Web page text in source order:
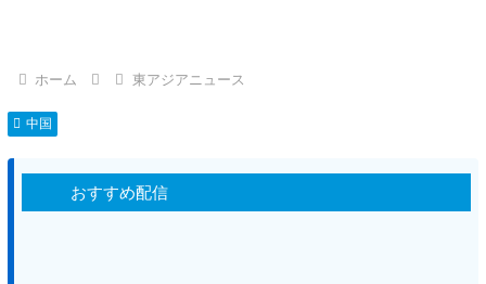
ホーム 東アジアニュース
中国
おすすめ配信